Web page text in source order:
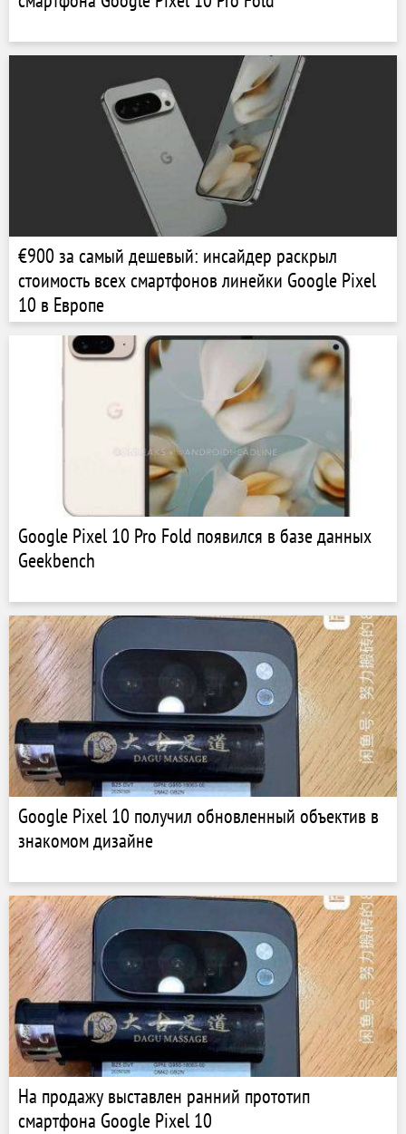
€900 за самый дешевый: инсайдер раскрыл
стоимость всех смартфонов линейки Google Pixel
10 в Европе
Google Pixel 10 Pro Fold появился в базе данных
Geekbench
Google Pixel 10 получил обновленный объектив в
знакомом дизайне
На продажу выставлен ранний прототип
смартфона Google Pixel 10